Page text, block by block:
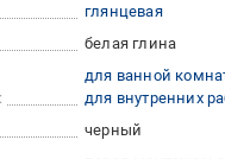
глянцевая
белая глина
для ванной
для внутренних
черный